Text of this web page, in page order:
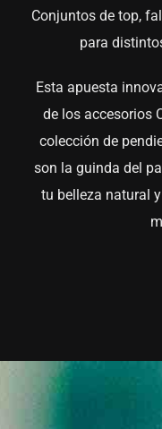
Conjuntos de top,
para
Esta apuesta
de los accesorios
colección de
son la guinda del
tu belleza natural